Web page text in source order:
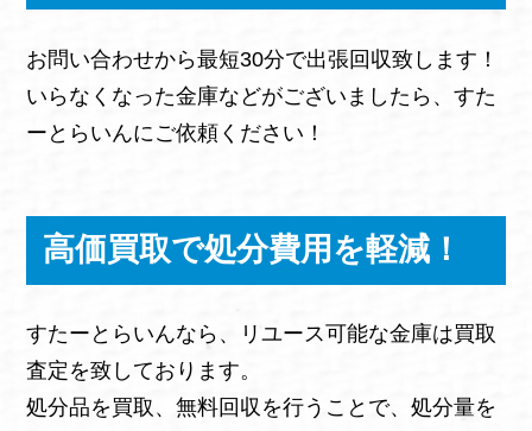
お問い合わせから最短30分で出張回収致します！
いらなくなった金庫などがございましたら、すた
ーとらいんにご依頼ください！
高価買取で処分費用を軽減！
すたーとらいんなら、リユース可能な金庫は買取
査定を致しております。
処分品を買取、無料回収を行うことで、処分量を